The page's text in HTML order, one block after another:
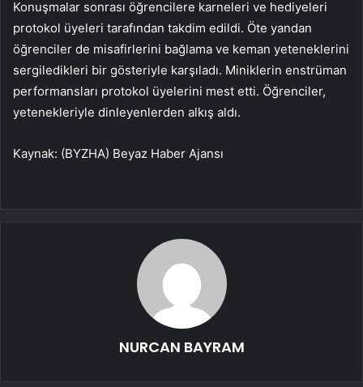
Konuşmalar sonrası öğrencilere karneleri ve hediyeleri
protokol üyeleri tarafından takdim edildi. Öte yandan
öğrenciler de misafirlerini bağlama ve keman yeteneklerini
sergiledikleri bir gösteriyle karşıladı. Miniklerin enstrüman
performansları protokol üyelerini mest etti. Öğrenciler,
yetenekleriyle dinleyenlerden alkış aldı.
Kaynak: (BYZHA) Beyaz Haber Ajansı
NURCAN BAYRAM